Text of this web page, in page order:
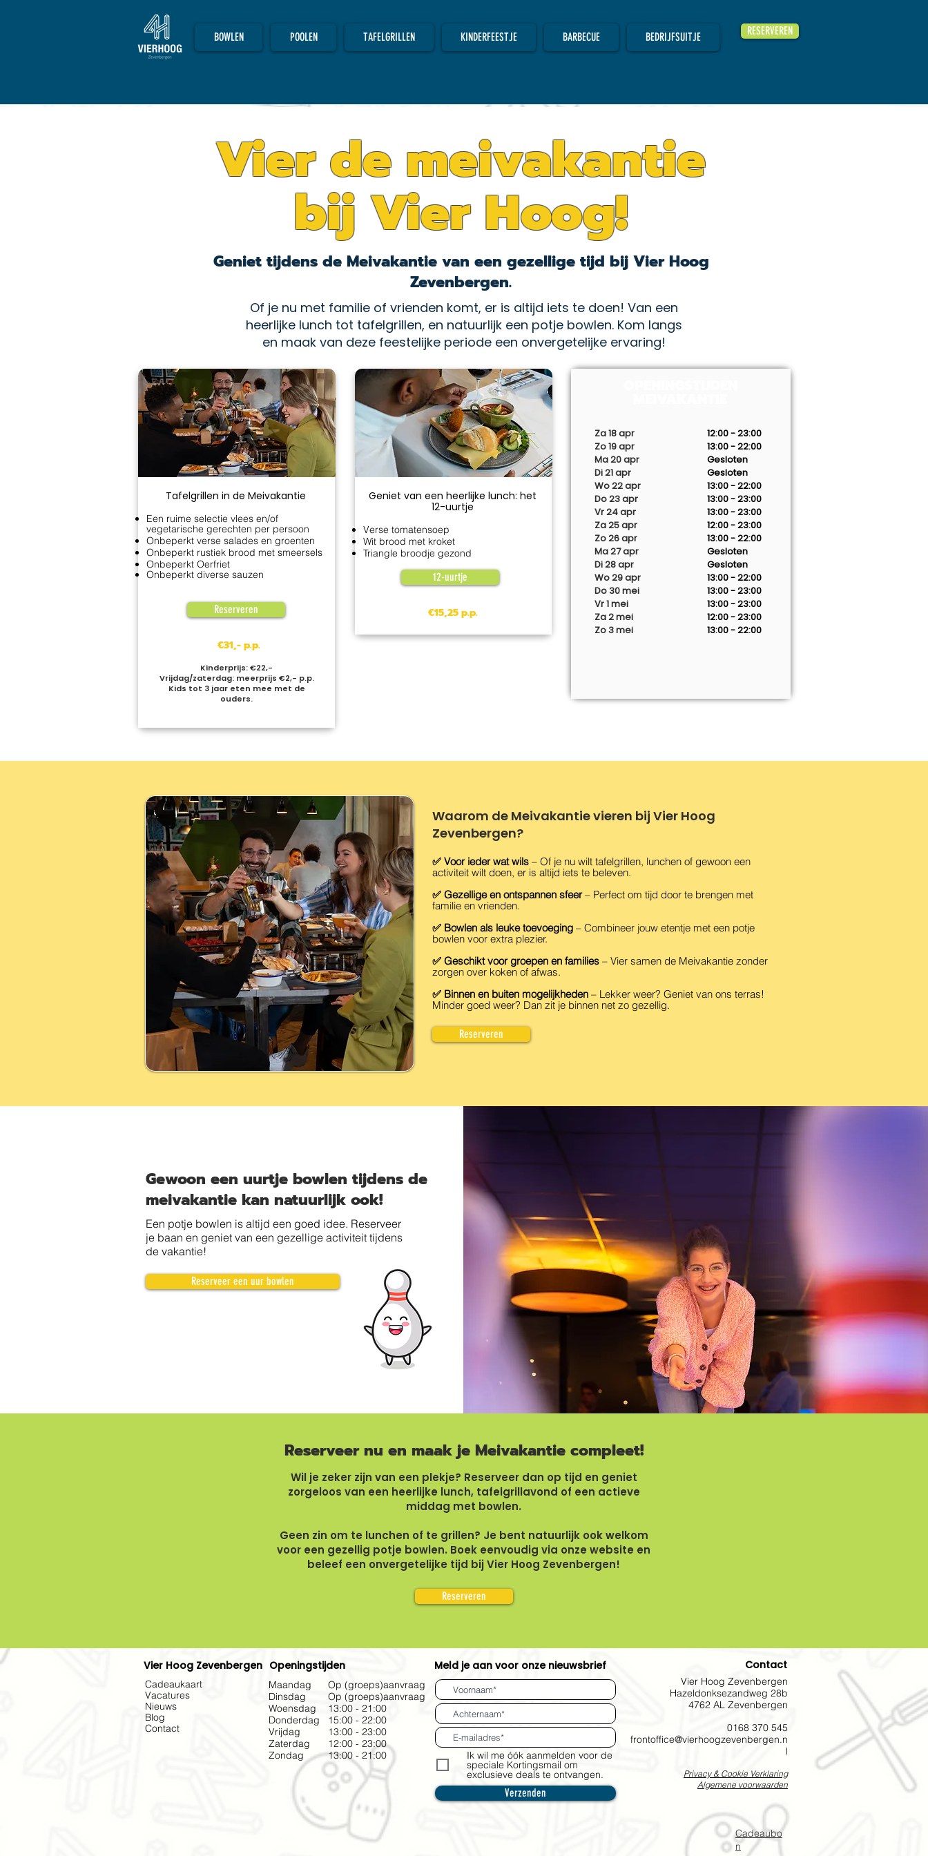
BOWLEN POOLEN TAFELGRILLEN KINDERFEESTJE BARBECUE BEDRIJFSUITJE RESERVEREN
Vier de meivakantie
bij Vier Hoog!
Geniet tijdens de Meivakantie van een gezellige tijd bij Vier Hoog
Zevenbergen.
Of je nu met familie of vrienden komt, er is altijd iets te doen! Van een
heerlijke lunch tot tafelgrillen, en natuurlijk een potje bowlen. Kom langs
en maak van deze feestelijke periode een onvergetelijke ervaring!
Tafelgrillen in de Meivakantie
Een ruime selectie vlees en/of
vegetarische gerechten per persoon
Onbeperkt verse salades en groenten
Onbeperkt rustiek brood met smeersels
Onbeperkt Oerfriet
Onbeperkt diverse sauzen
Reserveren
€31,- p.p.
Kinderprijs: €22,-
Vrijdag/zaterdag: meerprijs €2,- p.p.
Kids tot 3 jaar eten mee met de
ouders.
Geniet van een heerlijke lunch: het
12-uurtje
Verse tomatensoep
Wit brood met kroket
Triangle broodje gezond
12-uurtje
€15,25 p.p.
Za 18 apr
Zo 19 apr
Ma 20 apr
Di 21 apr
Wo 22 apr
Do 23 apr
Vr 24 apr
Za 25 apr
Zo 26 apr
Ma 27 apr
Di 28 apr
Wo 29 apr
Do 30 mei
Vr 1 mei
Za 2 mei
Zo 3 mei
12:00 - 23:00
13:00 - 22:00
Gesloten
Gesloten
13:00 - 22:00
13:00 - 23:00
13:00 - 23:00
12:00 - 23:00
13:00 - 22:00
Gesloten
Gesloten
13:00 - 22:00
13:00 - 23:00
13:00 - 23:00
12:00 - 23:00
13:00 - 22:00
Waarom de Meivakantie vieren bij Vier Hoog
Zevenbergen?
✅ Voor ieder wat wils – Of je nu wilt tafelgrillen, lunchen of gewoon een
activiteit wilt doen, er is altijd iets te beleven.
✅ Gezellige en ontspannen sfeer– Perfect om tijd door te brengen met
familie en vrienden.
✅ Bowlen als leuke toevoeging – Combineer jouw etentje met een potje
bowlen voor extra plezier.
✅ Geschikt voor groepen en families – Vier samen de Meivakantie zonder
zorgen over koken of afwas.
✅ Binnen en buiten mogelijkheden – Lekker weer? Geniet van ons terras!
Minder goed weer? Dan zit je binnen net zo gezellig.
Reserveren
Gewoon een uurtje bowlen tijdens de
meivakantie kan natuurlijk ook!
Een potje bowlen is altijd een goed idee. Reserveer
je baan en geniet van een gezellige activiteit tijdens
de vakantie!
Reserveer een uur bowlen
Reserveer nu en maak je Meivakantie compleet!
Wil je zeker zijn van een plekje? Reserveer dan op tijd en geniet
zorgeloos van een heerlijke lunch, tafelgrillavond of een actieve
middag met bowlen.
Geen zin om te lunchen of te grillen? Je bent natuurlijk ook welkom
voor een gezellig potje bowlen. Boek eenvoudig via onze website en
beleef een onvergetelijke tijd bij Vier Hoog Zevenbergen!
Reserveren
Vier Hoog Zevenbergen
Cadeaukaart
Vacatures
Nieuws
Blog
Contact
Meld je aan voor onze nieuwsbrief
Ik wil me óók aanmelden voor de
speciale Kortingsmail om
exclusieve deals te ontvangen.
Verzenden
Openingstijden
Op (groeps)aanvraag
Op (groeps)aanvraag
13:00 - 21:00
15:00 - 22:00
13:00 - 23:00
12:00 - 23:00
13:00 - 21:00
Contact
Vier Hoog Zevenbergen
Hazeldonksezandweg 28b
4762 AL Zevenbergen
0168 370 545
frontoffice@vierhoogzevenbergen.n
l
Privacy & Cookie Verklaring
Algemene voorwaarden
Maandag
Dinsdag
Woensdag
Donderdag
Vrijdag
Zaterdag
Zondag
Cadeaubo
n